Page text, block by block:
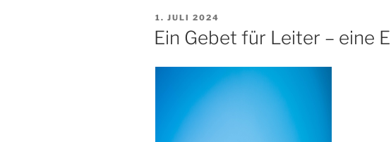
VERÖFFENTLICHT
AM
1. JULI 2024
Ein Gebet für Leiter – eine